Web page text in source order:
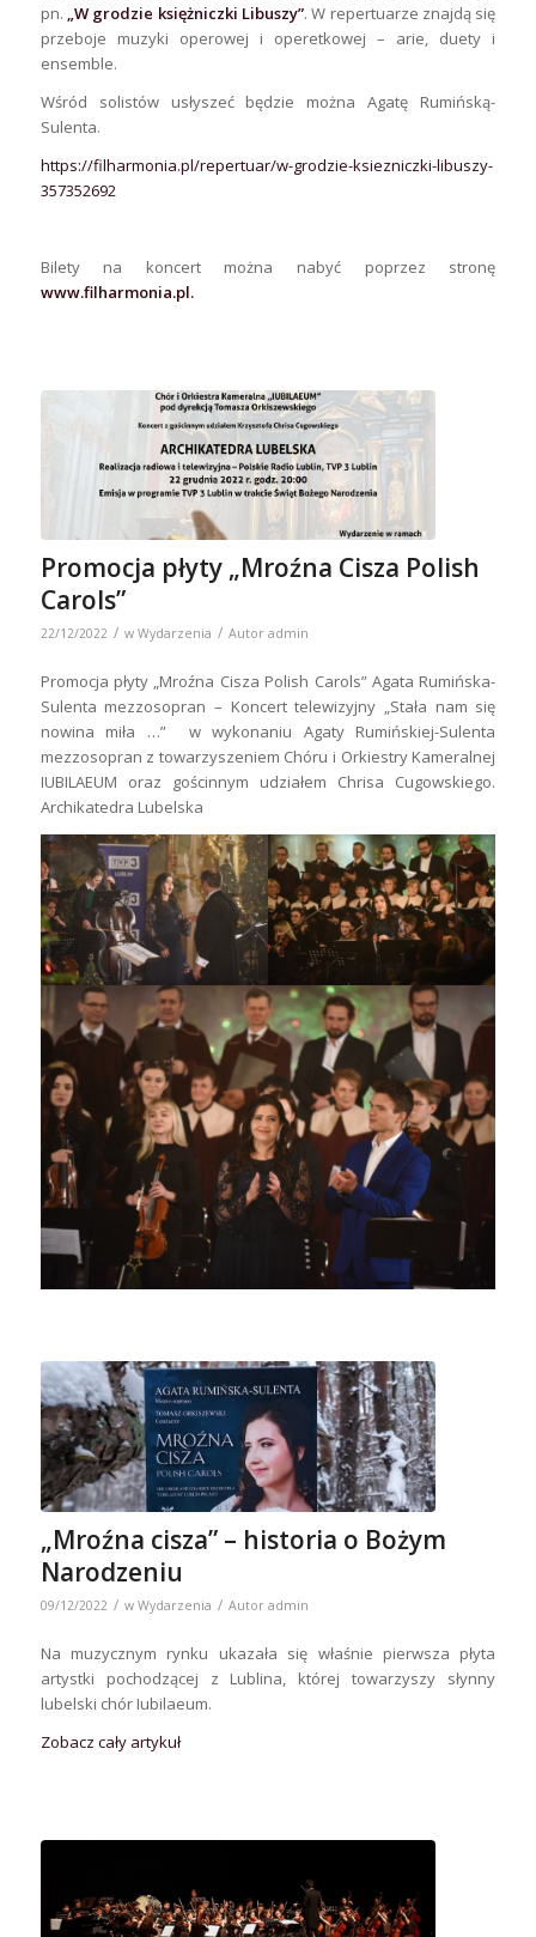
pn. „W grodzie księżniczki Libuszy”. W repertuarze znajdą się
przeboje muzyki operowej i operetkowej – arie, duety i
ensemble.
Wśród solistów usłyszeć będzie można Agatę Rumińską-
Sulenta.
https://filharmonia.pl/repertuar/w-grodzie-ksiezniczki-libuszy-
357352692
Bilety na koncert można nabyć poprzez stronę
www.filharmonia.pl.
Promocja płyty „Mroźna Cisza Polish
Carols”
22/12/2022 / w Wydarzenia / Autor admin
Promocja płyty „Mroźna Cisza Polish Carols” Agata Rumińska-
Sulenta mezzosopran – Koncert telewizyjny „Stała nam się
nowina miła …” w wykonaniu Agaty Rumińskiej-Sulenta
mezzosopran z towarzyszeniem Chóru i Orkiestry Kameralnej
IUBILAEUM oraz gościnnym udziałem Chrisa Cugowskiego.
Archikatedra Lubelska
„Mroźna cisza” – historia o Bożym
Narodzeniu
09/12/2022 / w Wydarzenia / Autor admin
Na muzycznym rynku ukazała się właśnie pierwsza płyta
artystki pochodzącej z Lublina, której towarzyszy słynny
lubelski chór Iubilaeum.
Zobacz cały artykuł